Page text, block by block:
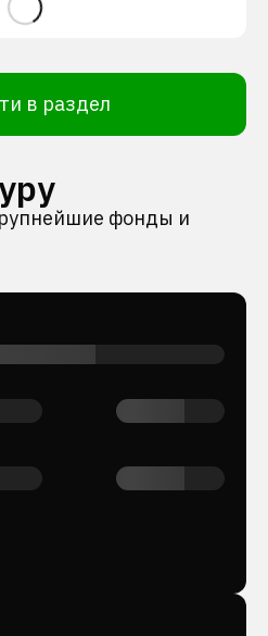
в раздел
фонды и